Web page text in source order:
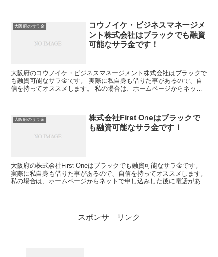
大阪府のサラ金
コウノイケ・ビジネスマネージメ
ント株式会社はブラックでも融資
可能なサラ金です！
大阪府のコウノイケ・ビジネスマネージメント株式会社はブラックで
も融資可能なサラ金です。 実際に私自身も借りた事があるので、自
信を持ってオススメします。 私の場合は、ホームページからネット
大阪府のサラ金
株式会社First Oneはブラックで
も融資可能なサラ金です！
大阪府の株式会社First Oneはブラックでも融資可能なサラ金です。
実際に私自身も借りた事があるので、自信を持ってオススメします。
私の場合は、ホームページからネットで申し込みした後に電話があ
スポンサーリンク